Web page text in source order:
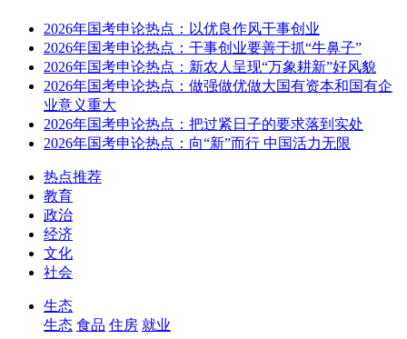
2026年国考申论热点：以优良作风干事创业
2026年国考申论热点：干事创业要善于抓“牛鼻子”
2026年国考申论热点：新农人呈现“万象耕新”好风貌
2026年国考申论热点：做强做优做大国有资本和国有企
业意义重大
2026年国考申论热点：把过紧日子的要求落到实处
2026年国考申论热点：向“新”而行 中国活力无限
热点推荐
教育
政治
经济
文化
社会
生态
生态 食品 住房 就业